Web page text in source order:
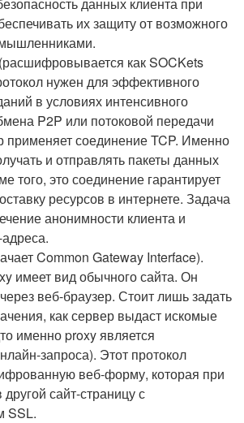
их защиту от возможного
как SOCKets
нужен для эффективного
в условиях интенсивного
P2P или потоковой передачи
применяет соединение TCP. Именно
и отправлять пакеты данных
того, это соединение гарантирует
ресурсов в интернете. Задача
анонимности клиента и
Common Gateway Interface).
имеет вид обычного сайта. Он
веб-браузер. Стоит лишь задать
как сервер выдаст искомые
именно proxy является
запроса). Этот протокол
веб-форму, которая при
сайт-страницу с
SSL.